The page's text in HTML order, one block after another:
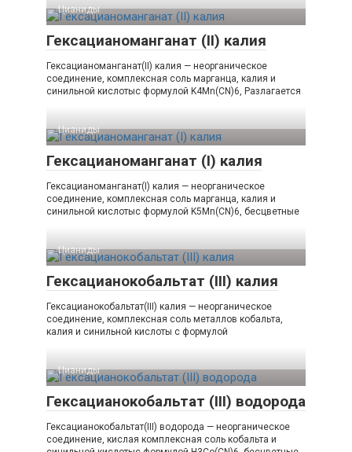
Цианиды‎
Гексацианоманганат (II) калия
Гексацианоманганат(II) калия — неорганическое
соединение, комплексная соль марганца, калия и
синильной кислотыс формулой K4Mn(CN)6, Разлагается
Цианиды‎
Гексацианоманганат (I) калия
Гексацианоманганат(I) калия — неорганическое
соединение, комплексная соль марганца, калия и
синильной кислотыс формулой K5Mn(CN)6, бесцветные
Цианиды‎
Гексацианокобальтат (III) калия
Гексацианокобальтат(III) калия — неорганическое
соединение, комплексная соль металлов кобальта,
калия и синильной кислоты с формулой
Цианиды‎
Гексацианокобальтат (III) водорода
Гексацианокобальтат(III) водорода — неорганическое
соединение, кислая комплексная соль кобальта и